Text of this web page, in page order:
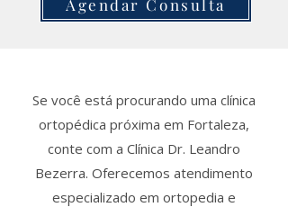
Agendar Consulta
Se você está procurando uma clínica
ortopédica próxima em Fortaleza,
conte com a Clínica Dr. Leandro
Bezerra. Oferecemos atendimento
especializado em ortopedia e